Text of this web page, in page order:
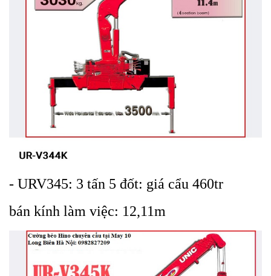
- URV345: 3 tấn 5 đốt: giá cẩu 460tr
bán kính làm việc: 12,11m